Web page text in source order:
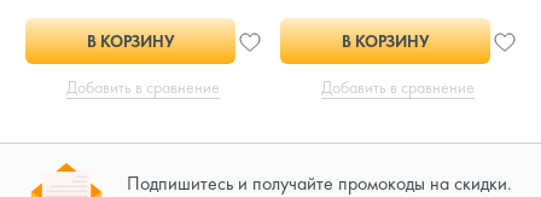
В КОРЗИНУ
Добавить в сравнение
В КОРЗИНУ
Добавить в сравнение
Подпишитесь и получайте промокоды на скидки.